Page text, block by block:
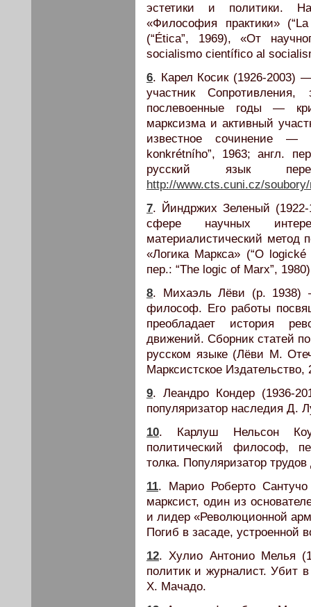
эстетики и политики.
«Философия практики»
(“Ética”, 1969), «От
socialismo científico al
6. Карел Косик (1926-2003)
участник
послевоенные годы —
марксизма и активный
известное сочинение —
konkrétního”, 1963; англ.
русский язык
http://www.cts.cuni.cz/
7. Йиндржих Зеленый
сфере научных
материалистический метод
«Логика Маркса» (“O
пер.: “The logic of Marx”,
8. Михаэль Лёви (р. 1938)
философ. Его работы
преобладает история
движений. Сборник статей
русском языке (Лёви М.
Марксистское Издательство,
9. Леандро Кондер (1936-
популяризатор наследия Д.
10. Карлуш Нельсон
политический философ,
толка. Популяризатор
11. Марио Роберто Сантучо
марксист, один из
и лидер «Революционной
Погиб в засаде, устроенной
12. Хулио Антонио Мелья
политик и журналист. Убит в
Х. Мачадо.